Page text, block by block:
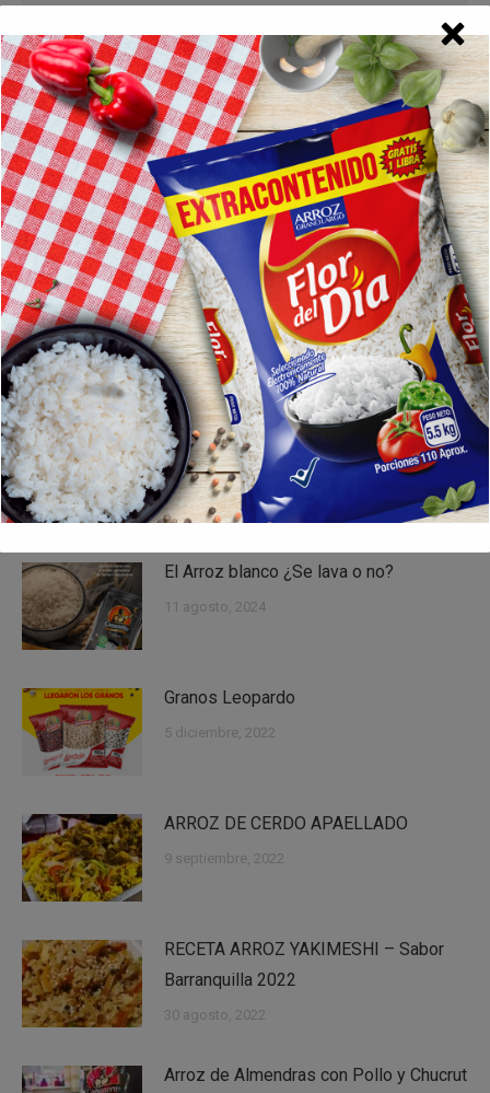
Navegación
entre
publicaciones
ANTERIOR
Publicación
anterior:
Arroz de Fideo
SIGUIENTE
Publicación
siguiente:
Asaba 2019
Related Posts
Arroz de Calabaza-FlordelDía
16 octubre, 2024
El Arroz blanco ¿Se lava o no?
11 agosto, 2024
Granos Leopardo
5 diciembre, 2022
ARROZ DE CERDO APAELLADO
9 septiembre, 2022
RECETA ARROZ YAKIMESHI – Sabor
Barranquilla 2022
30 agosto, 2022
Arroz de Almendras con Pollo y Chucrut